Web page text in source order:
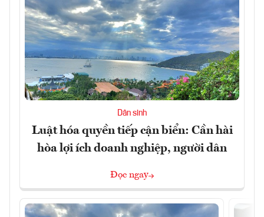
Dân sinh
Luật hóa quyền tiếp cận biển: Cần hài
hòa lợi ích doanh nghiệp, người dân
Đọc ngay